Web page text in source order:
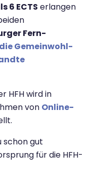
6 ECTS erlangen
Fern-
Gemeinwohl-
HFH wird in
von Online-
schon gut
für die HFH-